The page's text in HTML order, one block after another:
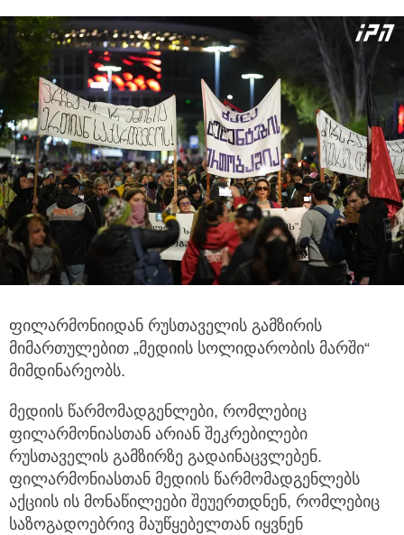
ფილარმონიიდან რუსთაველის გამზირის
მიმართულებით „მედიის სოლიდარობის მარში“
მიმდინარეობს.
მედიის წარმომადგენლები, რომლებიც
ფილარმონიასთან არიან შეკრებილები
რუსთაველის გამზირზე გადაინაცვლებენ.
ფილარმონიასთან მედიის წარმომადგენლებს
აქციის ის მონაწილეები შეუერთდნენ, რომლებიც
საზოგადოებრივ მაუწყებელთან იყვნენ